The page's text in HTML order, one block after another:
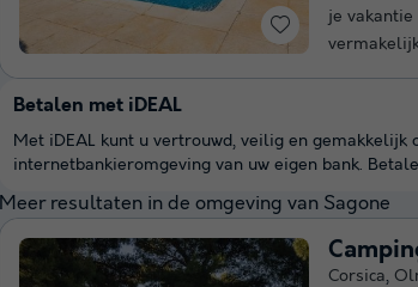
je vakantie
Meer resultaten in de omgeving van Sagone
Corsica,
Betalen met iDEAL
Met iDEAL kunt u vertrouwd, veilig en
internetbankieromgeving van uw eigen bank.